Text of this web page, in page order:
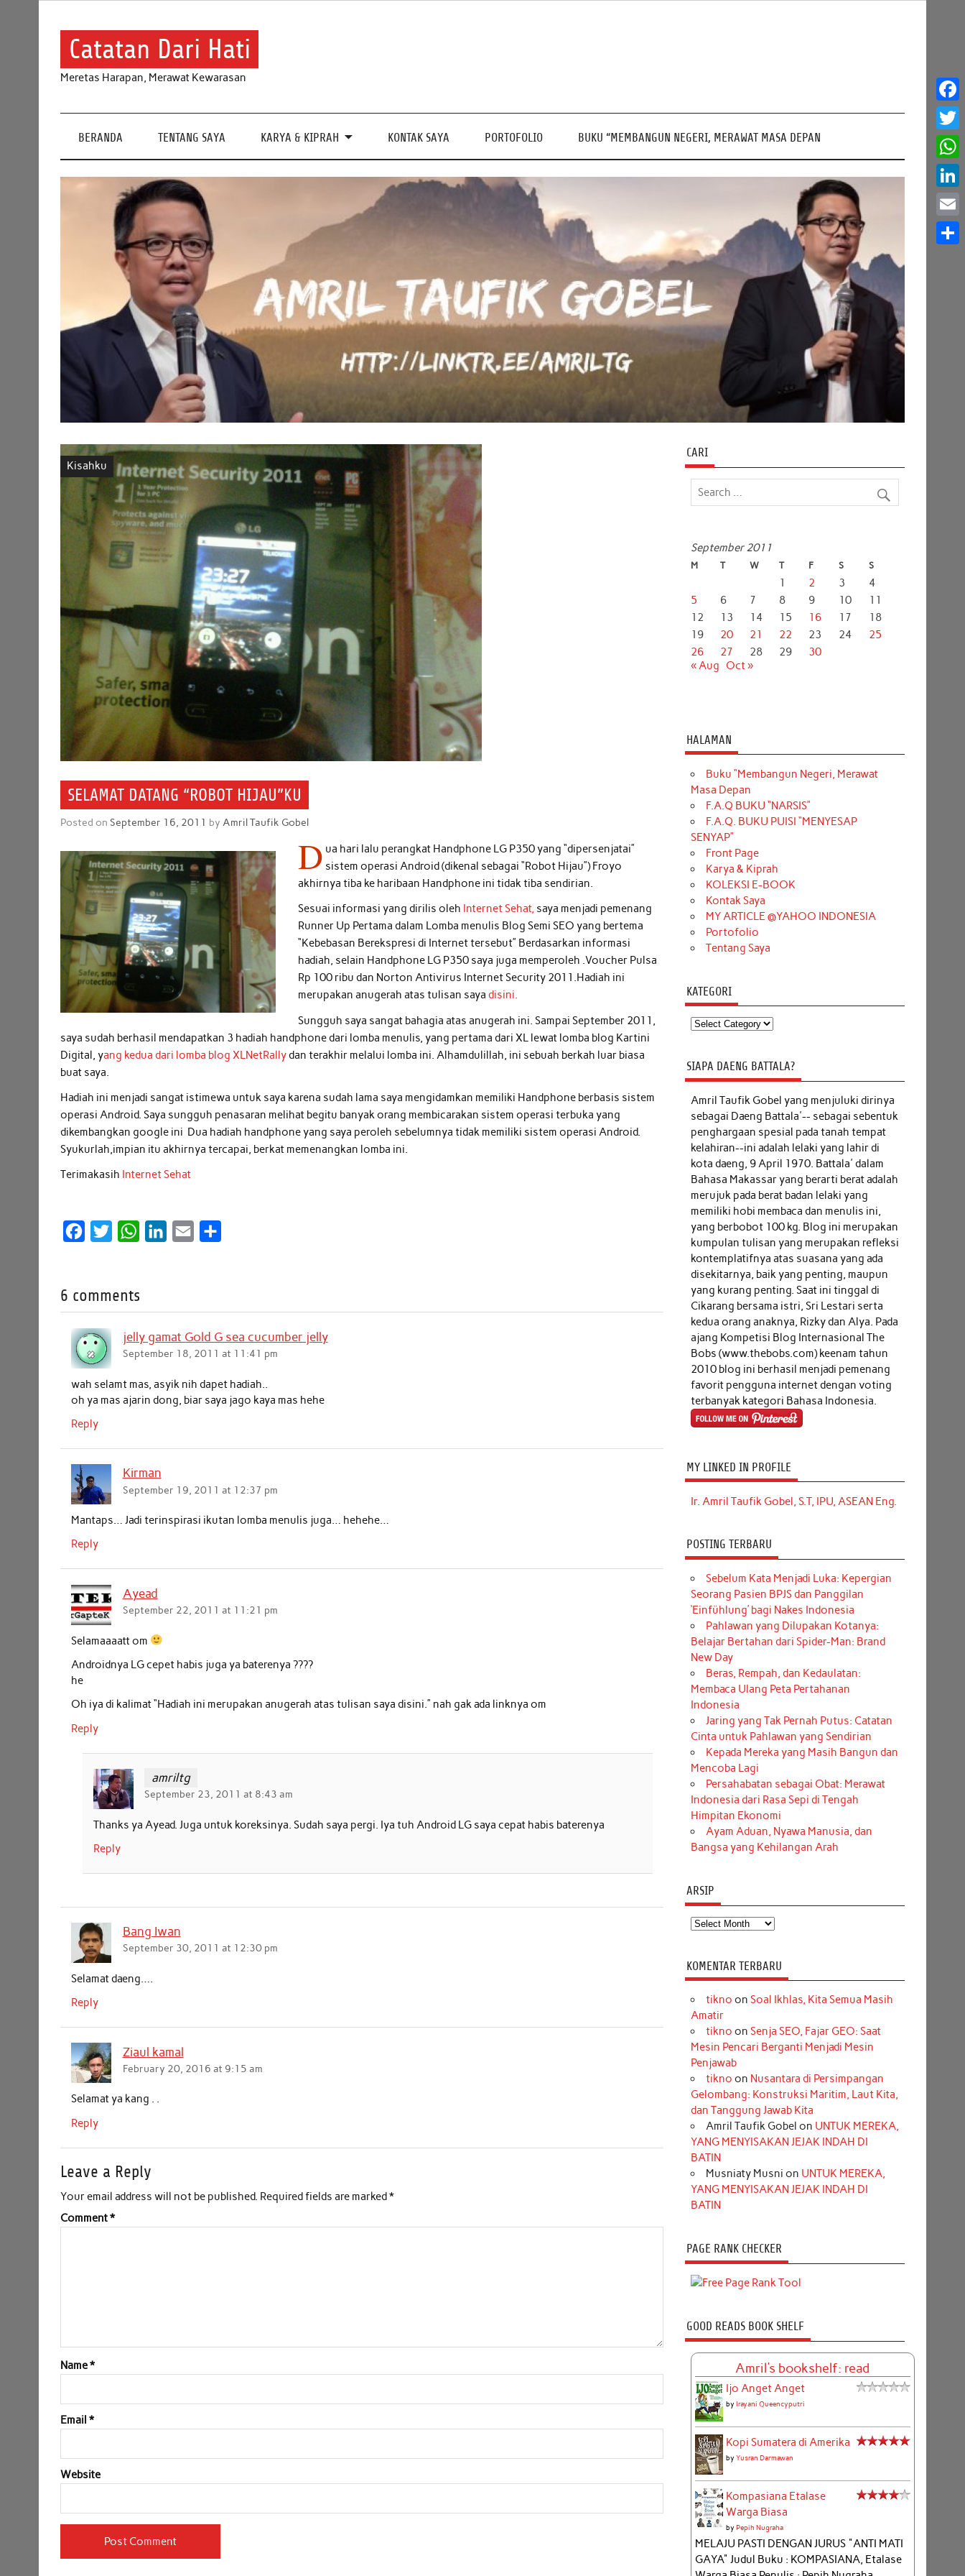
Catatan Dari Hati
Meretas Harapan, Merawat Kewarasan
BERANDA TENTANG SAYA KARYA & KIPRAH KONTAK SAYA PORTOFOLIO BUKU “MEMBANGUN NEGERI, MERAWAT MASA DEPAN
Kisahku
SELAMAT DATANG “ROBOT HIJAU”KU
Posted onSeptember 16, 2011 byAmril Taufik Gobel
D ua hari lalu perangkat Handphone LG P350 yang “dipersenjatai”
sistem operasi Android (dikenal sebagai “Robot Hijau”) Froyo
akhirnya tiba ke haribaan Handphone ini tidak tiba sendirian.
Sesuai informasi yang dirilis oleh Internet Sehat, saya menjadi pemenang
Runner Up Pertama dalam Lomba menulis Blog Semi SEO yang bertema
“Kebebasan Berekspresi di Internet tersebut” Berdasarkan informasi
hadiah, selain Handphone LG P350 saya juga memperoleh .Voucher Pulsa
Rp 100 ribu dan Norton Antivirus Internet Security 2011.Hadiah ini
merupakan anugerah atas tulisan saya disini.
Sungguh saya sangat bahagia atas anugerah ini. Sampai September 2011,
saya sudah berhasil mendapatkan 3 hadiah handphone dari lomba menulis, yang pertama dari XL lewat lomba blog Kartini
Digital, yang kedua dari lomba blog XLNetRallydan terakhir melalui lomba ini. Alhamdulillah, ini sebuah berkah luar biasa
buat saya.
Hadiah ini menjadi sangat istimewa untuk saya karena sudah lama saya mengidamkan memiliki Handphone berbasis sistem
operasi Android. Saya sungguh penasaran melihat begitu banyak orang membicarakan sistem operasi terbuka yang
dikembangkan google ini Dua hadiah handphone yang saya peroleh sebelumnya tidak memiliki sistem operasi Android.
Syukurlah,impian itu akhirnya tercapai, berkat memenangkan lomba ini.
Terimakasih Internet Sehat
e
b
o
o
k
t
t
W
s
A
p
p
e
d
I
n
l
e
6 comments
jelly gamat Gold G sea cucumber jelly
September 18, 2011 at 11:41 pm
wah selamt mas, asyik nih dapet hadiah..
oh ya mas ajarin dong, biar saya jago kaya mas hehe
Reply
Kirman
September 19, 2011 at 12:37 pm
Mantaps… Jadi terinspirasi ikutan lomba menulis juga… hehehe…
Reply
Ayead
September 22, 2011 at 11:21 pm
Selamaaaatt om
Androidnya LG cepet habis juga ya baterenya ????
he
Oh iya di kalimat “Hadiah ini merupakan anugerah atas tulisan saya disini.” nah gak ada linknya om
Reply
amriltg
September 23, 2011 at 8:43 am
Thanks ya Ayead. Juga untuk koreksinya. Sudah saya pergi. Iya tuh Android LG saya cepat habis baterenya
Reply
Bang Iwan
September 30, 2011 at 12:30 pm
Selamat daeng….
Reply
Ziaul kamal
February 20, 2016 at 9:15 am
Selamat ya kang . .
Reply
Leave a Reply
Your email address will not be published. Required fields are marked*
Comment*
Name*
Email*
Website
CARI
September 2011
M T W T F S S
1 2 3
4
5
6 7 8 9 10
11
12
13 14 15 16 17
18
19
20 21 22 23 24
25
26
27 28 29
30
« Aug
Oct »
HALAMAN
Buku “Membangun Negeri, Merawat
Masa Depan
F.A.Q BUKU “NARSIS”
F.A.Q. BUKU PUISI “MENYESAP
SENYAP”
Front Page
Karya & Kiprah
KOLEKSI E-BOOK
Kontak Saya
MY ARTICLE @YAHOO INDONESIA
Portofolio
Tentang Saya
KATEGORI
Kategori
SIAPA DAENG BATTALA?
Amril Taufik Gobel yang menjuluki dirinya
sebagai Daeng Battala'-- sebagai sebentuk
penghargaan spesial pada tanah tempat
kelahiran--ini adalah lelaki yang lahir di
kota daeng, 9 April 1970. Battala' dalam
Bahasa Makassar yang berarti berat adalah
merujuk pada berat badan lelaki yang
memiliki hobi membaca dan menulis ini,
yang berbobot 100 kg. Blog ini merupakan
kumpulan tulisan yang merupakan refleksi
kontemplatifnya atas suasana yang ada
disekitarnya, baik yang penting, maupun
yang kurang penting. Saat ini tinggal di
Cikarang bersama istri, Sri Lestari serta
kedua orang anaknya, Rizky dan Alya. Pada
ajang Kompetisi Blog Internasional The
Bobs (www.thebobs.com) keenam tahun
2010 blog ini berhasil menjadi pemenang
favorit pengguna internet dengan voting
terbanyak kategori Bahasa Indonesia.
MY LINKED IN PROFILE
Ir. Amril Taufik Gobel, S.T, IPU, ASEAN Eng.
POSTING TERBARU
Sebelum Kata Menjadi Luka: Kepergian
Seorang Pasien BPJS dan Panggilan
‘Einfühlung’ bagi Nakes Indonesia
Pahlawan yang Dilupakan Kotanya:
Belajar Bertahan dari Spider-Man: Brand
New Day
Beras, Rempah, dan Kedaulatan:
Membaca Ulang Peta Pertahanan
Indonesia
Jaring yang Tak Pernah Putus: Catatan
Cinta untuk Pahlawan yang Sendirian
Kepada Mereka yang Masih Bangun dan
Mencoba Lagi
Persahabatan sebagai Obat: Merawat
Indonesia dari Rasa Sepi di Tengah
Himpitan Ekonomi
Ayam Aduan, Nyawa Manusia, dan
Bangsa yang Kehilangan Arah
ARSIP
Arsip
KOMENTAR TERBARU
tikno on Soal Ikhlas, Kita Semua Masih
Amatir
tikno on Senja SEO, Fajar GEO: Saat
Mesin Pencari Berganti Menjadi Mesin
Penjawab
tikno on Nusantara di Persimpangan
Gelombang: Konstruksi Maritim, Laut Kita,
dan Tanggung Jawab Kita
Amril Taufik Gobel on UNTUK MEREKA,
YANG MENYISAKAN JEJAK INDAH DI
BATIN
Musniaty Musni on UNTUK MEREKA,
YANG MENYISAKAN JEJAK INDAH DI
BATIN
PAGE RANK CHECKER
GOOD READS BOOK SHELF
Amril's bookshelf: read
Ijo Anget Anget
by Irayani Queencyputri
Kopi Sumatera di Amerika
by Yusran Darmawan
Kompasiana Etalase
Warga Biasa
by Pepih Nugraha
MELAJU PASTI DENGAN JURUS "ANTI MATI
GAYA" Judul Buku : KOMPASIANA, Etalase
Email